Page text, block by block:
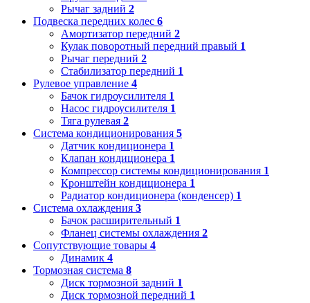
Рычаг задний 2
Подвеска передних колес 6
Амортизатор передний 2
Кулак поворотный передний правый 1
Рычаг передний 2
Стабилизатор передний 1
Рулевое управление 4
Бачок гидроусилителя 1
Насос гидроусилителя 1
Тяга рулевая 2
Система кондиционирования 5
Датчик кондиционера 1
Клапан кондиционера 1
Компрессор системы кондиционирования 1
Кронштейн кондиционера 1
Радиатор кондиционера (конденсер) 1
Система охлаждения 3
Бачок расширительный 1
Фланец системы охлаждения 2
Сопутствующие товары 4
Динамик 4
Тормозная система 8
Диск тормозной задний 1
Диск тормозной передний 1